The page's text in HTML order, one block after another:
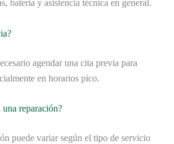
batería y asistencia técnica en general.
agendar una cita previa para
en horarios pico.
reparación?
puede variar según el tipo de servicio